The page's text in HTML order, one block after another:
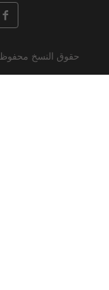
حقوق النسخ محفوظة